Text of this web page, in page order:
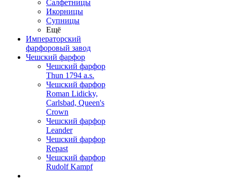
Салфетницы
Икорницы
Супницы
Ещё
Императорский
фарфоровый завод
Чешский фарфор
Чешский фарфор
Thun 1794 a.s.
Чешский фарфор
Roman Lidicky,
Carlsbad, Queen's
Crown
Чешский фарфор
Leander
Чешский фарфор
Repast
Чешский фарфор
Rudolf Kampf